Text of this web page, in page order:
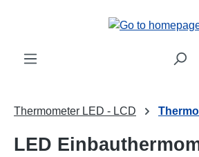
Thermometer LED - LCD
LED